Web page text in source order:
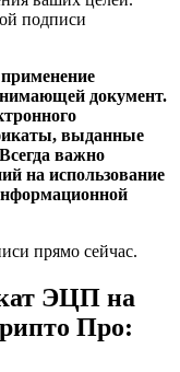
подписи
документ.
выданные
важно
на использование
прямо сейчас.
ЭЦП на
Про: